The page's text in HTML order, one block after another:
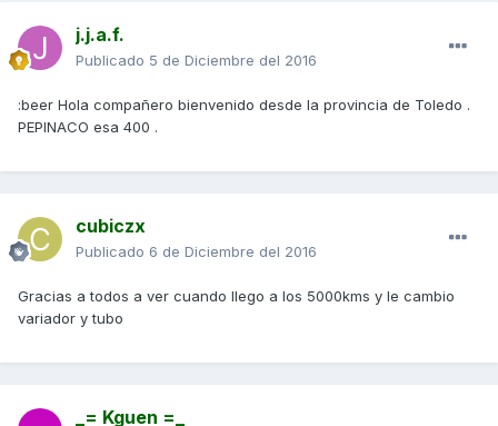
j.j.a.f.
Publicado 5 de Diciembre del 2016
:beer Hola compañero bienvenido desde la provincia de Toledo .
PEPINACO esa 400 .
cubiczx
Publicado 6 de Diciembre del 2016
Gracias a todos a ver cuando llego a los 5000kms y le cambio
variador y tubo
_= Kguen =_